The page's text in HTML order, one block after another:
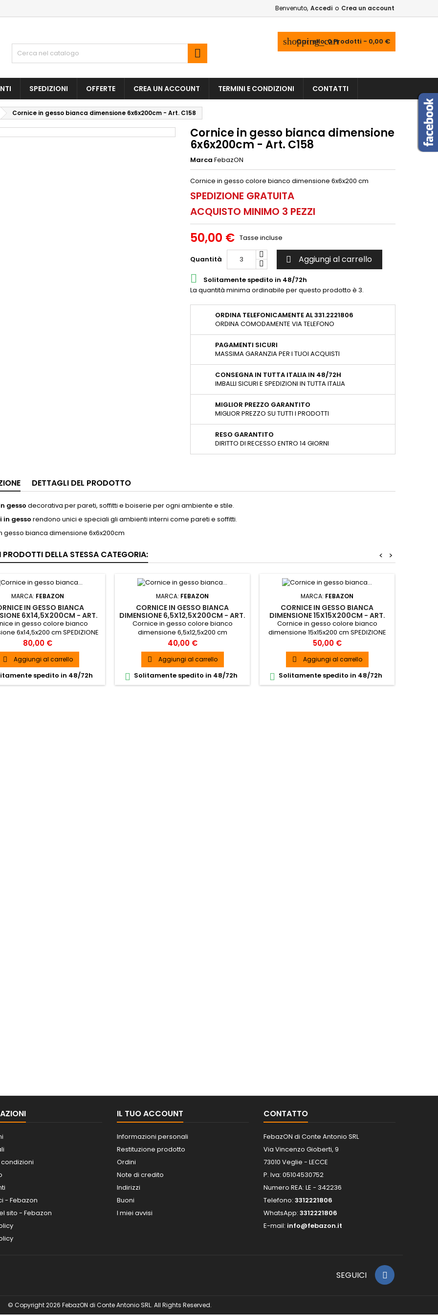
Benvenuto, Accedi o Crea un account
shopping_cart
Carrello:0Prodotti - 0,00 €

SPEDIZIONI OFFERTE CREA UN ACCOUNT TERMINI E CONDIZIONI CONTATTI
Cornice in gesso bianca dimensione 6x6x200cm - Art. C158
Cornice in gesso bianca dimensione
6x6x200cm - Art. C158
Marca FebazON
Cornice in gesso colore bianco dimensione 6x6x200 cm
SPEDIZIONE GRATUITA
ACQUISTO MINIMO 3 PEZZI
50,00 € Tasse incluse
Quantità  Aggiungi al carrello

Solitamente spedito in 48/72h
La quantità minima ordinabile per questo prodotto è 3.
ORDINA TELEFONICAMENTE AL 331.2221806
ORDINA COMODAMENTE VIA TELEFONO
PAGAMENTI SICURI
MASSIMA GARANZIA PER I TUOI ACQUISTI
CONSEGNA IN TUTTA ITALIA IN 48/72H
IMBALLI SICURI E SPEDIZIONI IN TUTTA ITALIA
MIGLIOR PREZZO GARANTITO
MIGLIOR PREZZO SU TUTTI I PRODOTTI
RESO GARANTITO
DIRITTO DI RECESSO ENTRO 14 GIORNI
DETTAGLI DEL PRODOTTO
gesso decorativa per pareti, soffitti e boiserie per ogni ambiente e stile.
in gesso rendono unici e speciali gli ambienti interni come pareti e soffitti.
gesso bianca dimensione 6x6x200cm
PRODOTTI DELLA STESSA CATEGORIA: >
<
MARCA: FEBAZON
IN GESSO BIANCA
6X14,5X200CM - ART.
C240
in gesso colore bianco
6x14,5x200 cm SPEDIZIONE
ACQUISTO MINIMO 3 PEZZI
Prezzo
80,00 €
 Aggiungi al carrello
spedito in 48/72h
MARCA: FEBAZON
CORNICE IN GESSO BIANCA
DIMENSIONE 6,5X12,5X200CM - ART.
C175
Cornice in gesso colore bianco
dimensione 6,5x12,5x200 cm
SPEDIZIONE GRATUITA
Prezzo
40,00 €
 Aggiungi al carrello
 Solitamente spedito in 48/72h
MARCA: FEBAZON
CORNICE IN GESSO BIANCA
DIMENSIONE 15X15X200CM - ART.
C142
Cornice in gesso colore bianco
dimensione 15x15x200 cm SPEDIZIONE
GRATUITA
Prezzo
50,00 €
 Aggiungi al carrello
 Solitamente spedito in 48/72h
- Febazon
sito - Febazon
IL TUO ACCOUNT
Informazioni personali
Restituzione prodotto
Ordini
Note di credito
Indirizzi
Buoni
I miei avvisi
CONTATTO
FebazON di Conte Antonio SRL
Via Vincenzo Gioberti, 9
73010 Veglie - LECCE
P. Iva: 05104530752
Numero REA: LE - 342236
Telefono: 3312221806
WhatsApp: 3312221806
E-mail: info@febazon.it
SEGUICI
© Copyright 2026 FebazON di Conte Antonio SRL. All Rights Reserved.